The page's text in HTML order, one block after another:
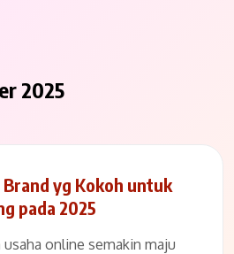
2025
yg Kokoh untuk
pada 2025
online semakin maju